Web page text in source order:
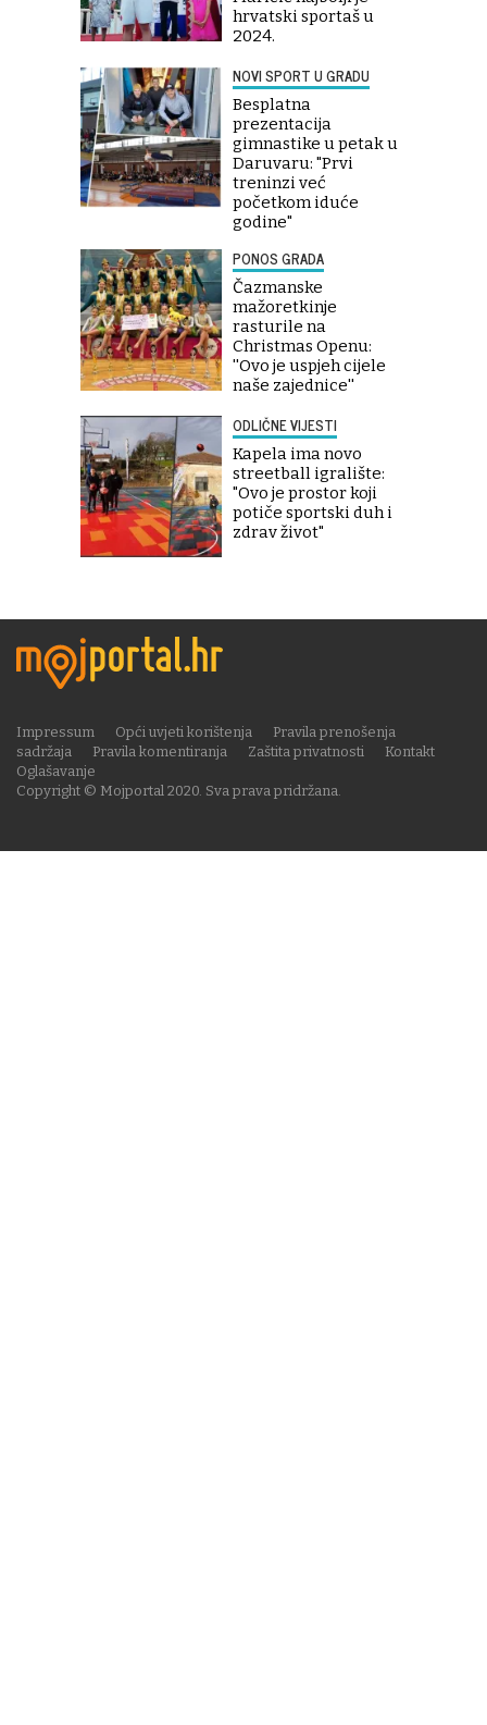
hrvatski sportaš u
2024.
NOVI SPORT U GRADU
Besplatna
prezentacija
gimnastike u petak u
Daruvaru: "Prvi
treninzi već
početkom iduće
godine"
PONOS GRADA
Čazmanske
mažoretkinje
rasturile na
Christmas Openu:
''Ovo je uspjeh cijele
naše zajednice''
ODLIČNE VIJESTI
Kapela ima novo
streetball igralište:
"Ovo je prostor koji
potiče sportski duh i
zdrav život"
Copyright © Mojportal 2020. Sva prava pridržana.
Impressum Opći uvjeti korištenja
Pravila prenošenja
sadržaja
Pravila komentiranja Zaštita privatnosti
Kontakt
Oglašavanje